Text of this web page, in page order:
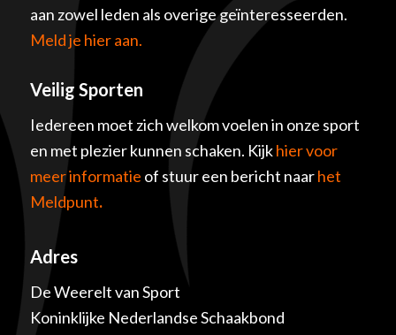
aan zowel leden als overige geïnteresseerden.
Meld je hier aan.
Veilig Sporten
Iedereen moet zich welkom voelen in onze sport
en met plezier kunnen schaken. Kijkhier voor
meer informatie of stuur een bericht naarhet
Meldpunt.
Adres
De Weerelt van Sport
Koninklijke Nederlandse Schaakbond